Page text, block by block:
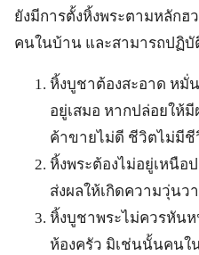
ยังมีการตั้งหิ้งพระตามหลักฮ
คนในบ้าน และสามารถปฏิบั
หิ้งบูชาต้องสะอาด หมั่
อยู่เสมอ หากปล่อยให้
ค้าขายไม่ดี ชีวิตไม่มีชี
หิ้งพระต้องไม่อยู่เหนือ
ส่งผลให้เกิดความวุ่นว
หิ้งบูชาพระไม่ควรหัน
ห้องครัว มิเช่นนั้นคนใ